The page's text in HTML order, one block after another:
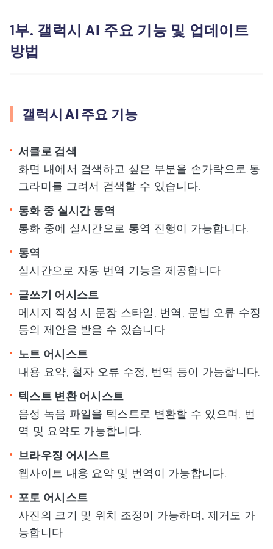
1부. 갤럭시 AI 주요 기능 및 업데이트
방법
갤럭시 AI 주요 기능
서클로 검색
화면 내에서 검색하고 싶은 부분을 손가락으로 동
그라미를 그려서 검색할 수 있습니다.
통화 중 실시간 통역
통화 중에 실시간으로 통역 진행이 가능합니다.
통역
실시간으로 자동 번역 기능을 제공합니다.
글쓰기 어시스트
메시지 작성 시 문장 스타일, 번역, 문법 오류 수정
등의 제안을 받을 수 있습니다.
노트 어시스트
내용 요약, 철자 오류 수정, 번역 등이 가능합니다.
텍스트 변환 어시스트
음성 녹음 파일을 텍스트로 변환할 수 있으며, 번
역 및 요약도 가능합니다.
브라우징 어시스트
웹사이트 내용 요약 및 번역이 가능합니다.
포토 어시스트
사진의 크기 및 위치 조정이 가능하며, 제거도 가
능합니다.